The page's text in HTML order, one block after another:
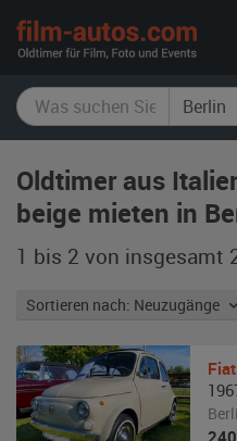
Oldtimer aus
beige mieten in
1 bis 2 von insgesamt
Sortieren nach: Neuzugänge
Fiat
240